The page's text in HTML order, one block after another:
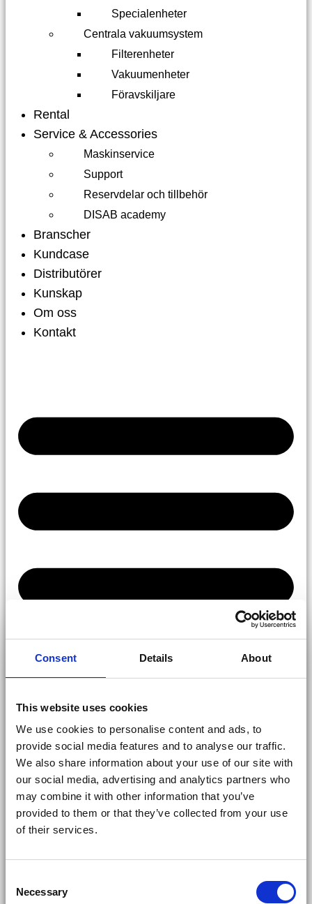
Consent Details About
This website uses cookies
We use cookies to personalise content and ads, to
provide social media features and to analyse our traffic.
We also share information about your use of our site with
our social media, advertising and analytics partners who
may combine it with other information that you’ve
provided to them or that they’ve collected from your use
of their services.
Selection
Necessary
Specialenheter
Centrala vakuumsystem
Filterenheter
Vakuumenheter
Föravskiljare
Rental
Service & Accessories
Maskinservice
Support
Reservdelar och tillbehör
DISAB academy
Branscher
Kundcase
Distributörer
Kunskap
Om oss
Kontakt